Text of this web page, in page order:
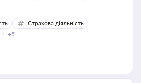
Страхова діяльність
+5